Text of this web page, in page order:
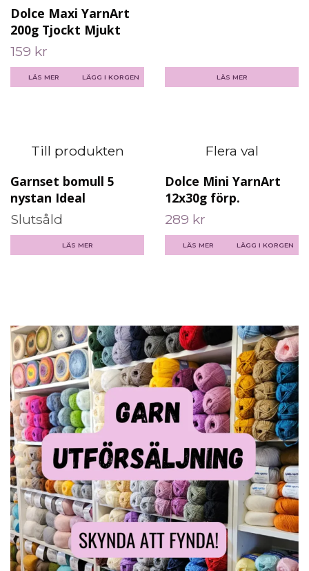
Dolce Maxi YarnArt
200g Tjockt Mjukt
159 kr
LÄS MER LÄGG I KORGEN LÄS MER
Till produkten
LÄS MER
Flera val
LÄS MER LÄGG I KORGEN